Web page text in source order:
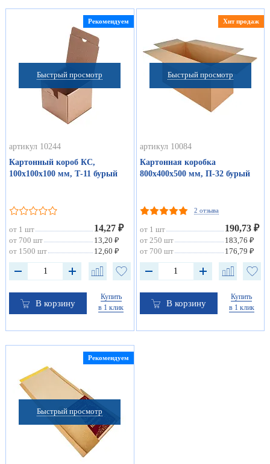
Быстрый просмотр
Рекомендуем
артикул 10244
Картонный короб КС,
100х100х100 мм, Т-11 бурый
от 1 шт 14,27 ₽
от 700 шт
13,20 ₽
от 1500 шт
12,60 ₽
В корзину
Купить
в 1 клик
Быстрый просмотр
Хит продаж
артикул 10084
Картонная коробка
800х400х500 мм, П-32 бурый
2 отзыва
от 1 шт 190,73 ₽
от 250 шт
183,76 ₽
от 700 шт
176,79 ₽
В корзину
Купить
в 1 клик
Быстрый просмотр
Рекомендуем